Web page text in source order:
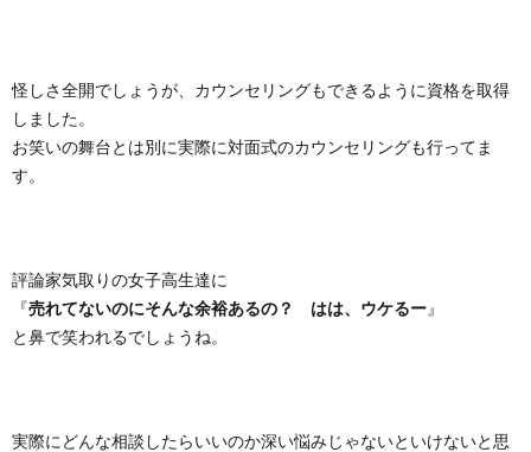
怪しさ全開でしょうが、カウンセリングもできるように資格を取得
しました。
お笑いの舞台とは別に実際に対面式のカウンセリングも行ってま
す。
評論家気取りの女子高生達に
『売れてないのにそんな余裕あるの？ はは、ウケるー』
と鼻で笑われるでしょうね。
実際にどんな相談したらいいのか深い悩みじゃないといけないと思